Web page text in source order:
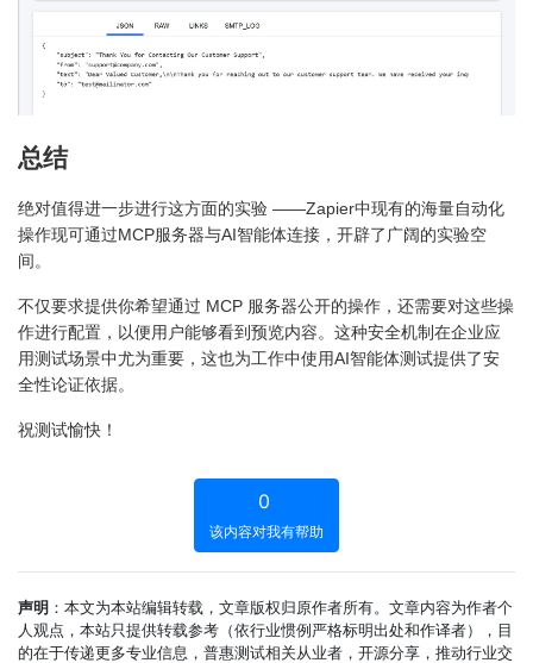
总结
绝对值得进一步进行这方面的实验 ——Zapier中现有的海量自动化
操作现可通过MCP服务器与AI智能体连接，开辟了广阔的实验空
间。
不仅要求提供你希望通过 MCP 服务器公开的操作，还需要对这些操
作进行配置，以便用户能够看到预览内容。这种安全机制在企业应
用测试场景中尤为重要，这也为工作中使用AI智能体测试提供了安
全性论证依据。
祝测试愉快！
0
该内容对我有帮助
声明 ：本文为本站编辑转载，文章版权归原作者所有。文章内容为作者个
人观点，本站只提供转载参考（依行业惯例严格标明出处和作译者），目
的在于传递更多专业信息，普惠测试相关从业者，开源分享，推动行业交